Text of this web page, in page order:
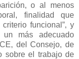
o al menos
finalidad que
funcional”, y
un más adecuado
del Consejo, de
sobre el trabajo de